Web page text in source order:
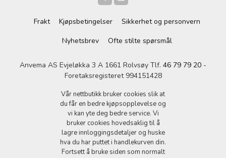
Frakt Kjøpsbetingelser
Sikkerhet og personvern
Nyhetsbrev
Ofte stilte spørsmål
Anvema AS Evjeløkka 3 A 1661 Rolvsøy Tlf. 46 79 79 20 -
Foretaksregisteret 994151428
Vår nettbutikk bruker cookies slik at
du får en bedre kjøpsopplevelse og
vi kan yte deg bedre service. Vi
bruker cookies hovedsaklig til å
lagre innloggingsdetaljer og huske
hva du har puttet i handlekurven din.
Fortsett å bruke siden som normalt